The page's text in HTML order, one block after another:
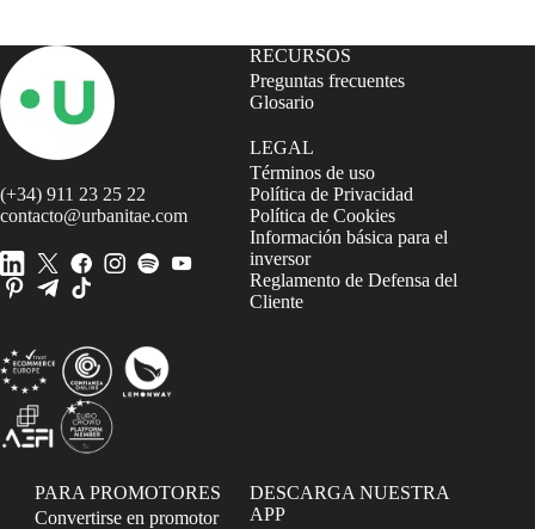
(+34) 911 23 25 22
contacto@urbanitae.com
RECURSOS
Preguntas frecuentes
Glosario
LEGAL
Términos de uso
Política de Privacidad
Política de Cookies
Información básica para el
inversor
Reglamento de Defensa del
Cliente
PARA PROMOTORES
Convertirse en promotor
DESCARGA NUESTRA
APP